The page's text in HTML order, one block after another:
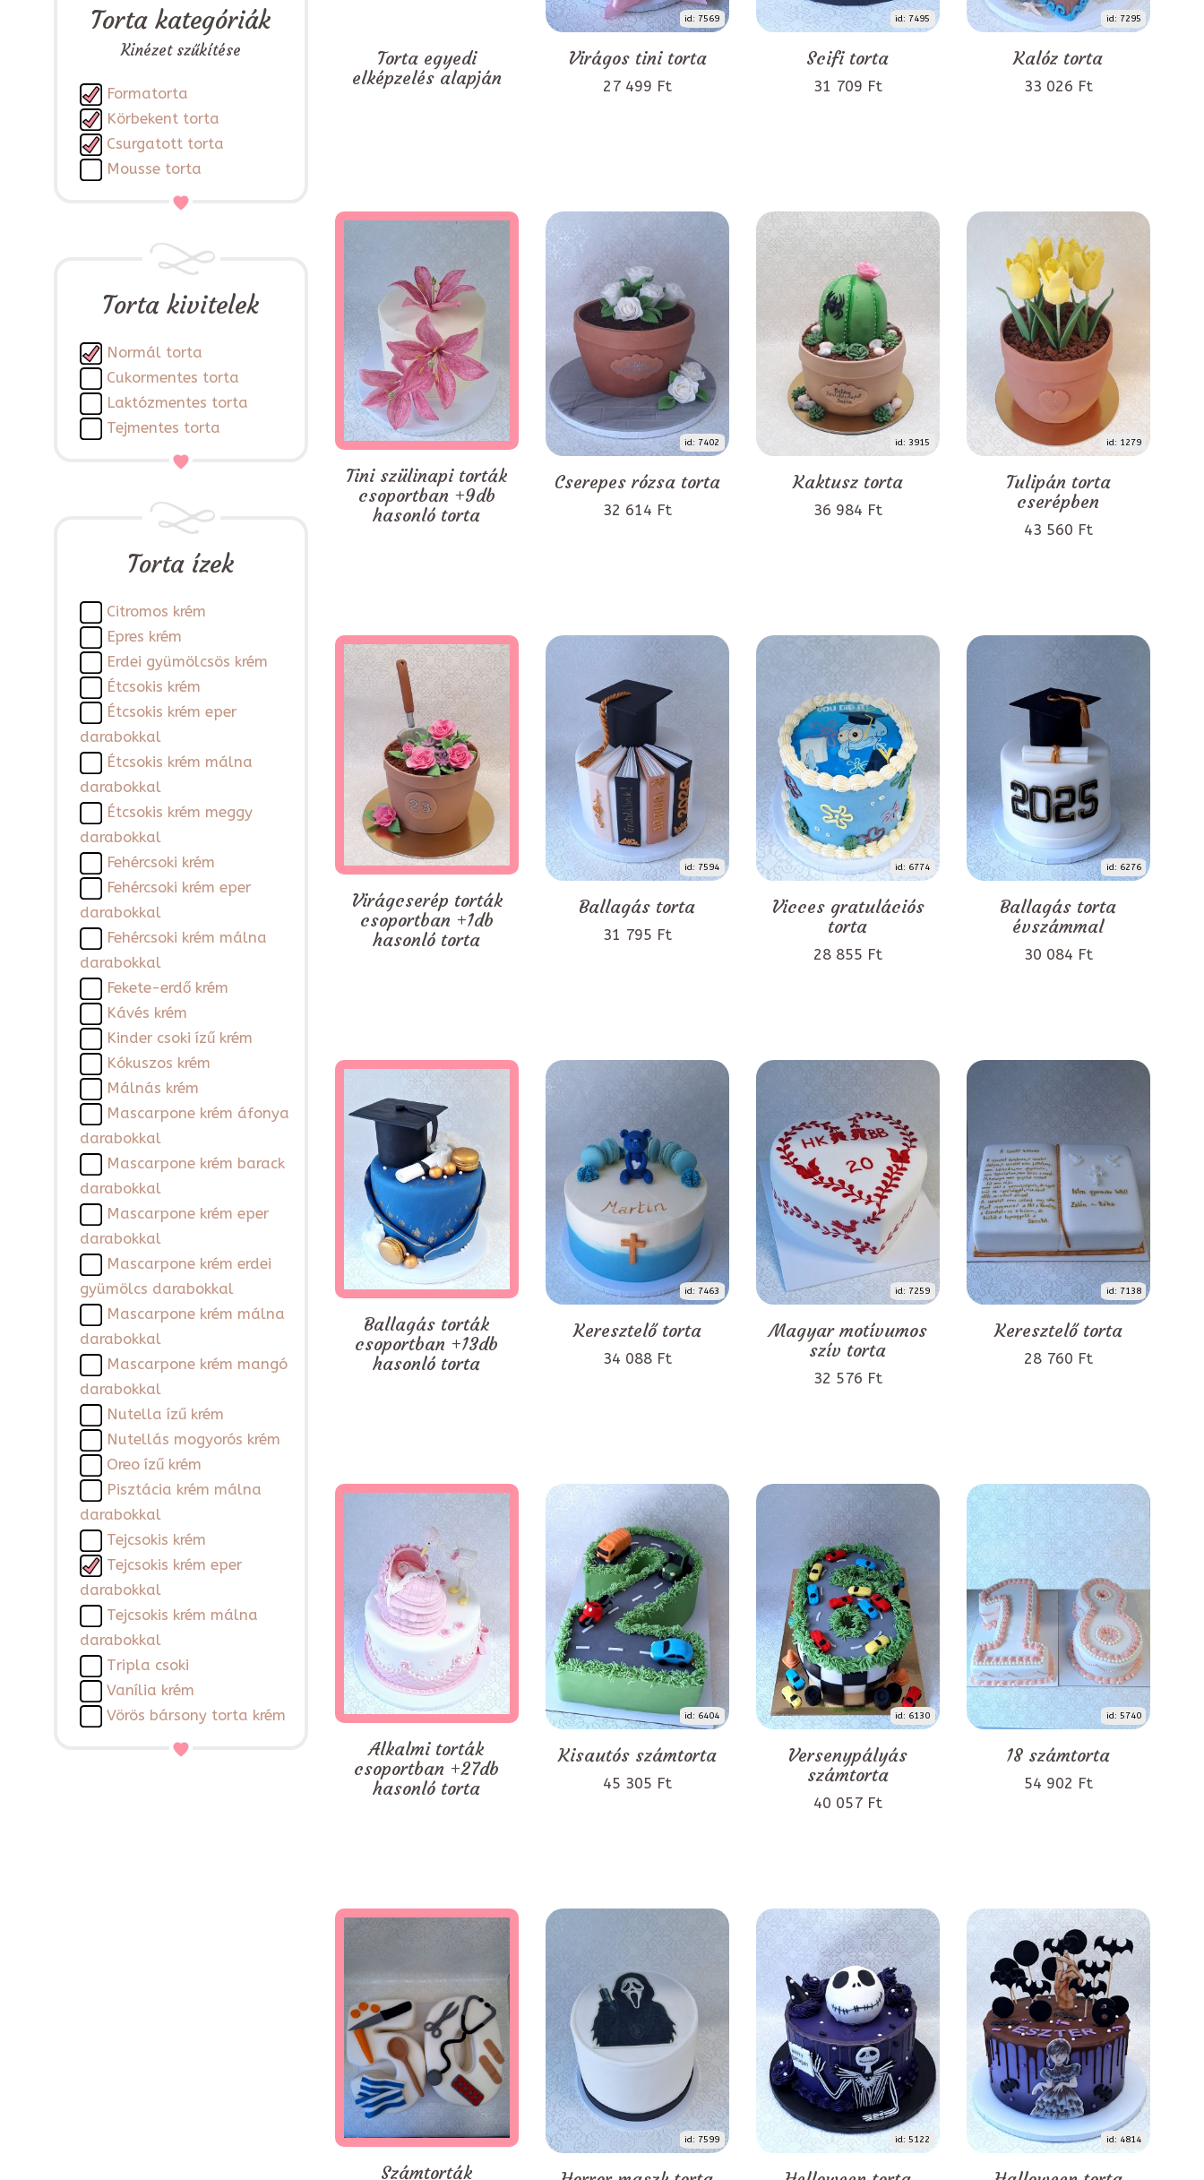
Torta kategóriák
Kinézet szűkítése
Formatorta
Körbekent torta
Csurgatott torta
Mousse torta
Torta kivitelek
Normál torta
Cukormentes torta
Laktózmentes torta
Tejmentes torta
Torta ízek
Citromos krém
Epres krém
Erdei gyümölcsös krém
Étcsokis krém
Étcsokis krém eper
darabokkal
Étcsokis krém málna
darabokkal
Étcsokis krém meggy
darabokkal
Fehércsoki krém
Fehércsoki krém eper
darabokkal
Fehércsoki krém málna
darabokkal
Fekete-erdő krém
Kávés krém
Kinder csoki ízű krém
Kókuszos krém
Málnás krém
Mascarpone krém áfonya
darabokkal
Mascarpone krém barack
darabokkal
Mascarpone krém eper
darabokkal
Mascarpone krém erdei
gyümölcs darabokkal
Mascarpone krém málna
darabokkal
Mascarpone krém mangó
darabokkal
Nutella ízű krém
Nutellás mogyorós krém
Oreo ízű krém
Pisztácia krém málna
darabokkal
Tejcsokis krém
Tejcsokis krém eper
darabokkal
Tejcsokis krém málna
darabokkal
Tripla csoki
Vanília krém
Vörös bársony torta krém
Torta egyedi
elképzelés alapján
id: 7569
Virágos tini torta
27 499 Ft
id: 7495
Scifi torta
31 709 Ft
id: 7295
Kalóz torta
33 026 Ft
Tini szülinapi torták
csoportban +9db
hasonló torta
id: 7402
Cserepes rózsa torta
32 614 Ft
id: 3915
Kaktusz torta
36 984 Ft
id: 1279
Tulipán torta
cserépben
43 560 Ft
Virágcserép torták
csoportban +1db
hasonló torta
id: 7594
Ballagás torta
31 795 Ft
id: 6774
Vicces gratulációs
torta
28 855 Ft
id: 6276
Ballagás torta
évszámmal
30 084 Ft
Ballagás torták
csoportban +13db
hasonló torta
id: 7463
Keresztelő torta
34 088 Ft
id: 7259
Magyar motívumos
szív torta
32 576 Ft
id: 7138
Keresztelő torta
28 760 Ft
Alkalmi torták
csoportban +27db
hasonló torta
id: 6404
Kisautós számtorta
45 305 Ft
id: 6130
Versenypályás
számtorta
40 057 Ft
id: 5740
18 számtorta
54 902 Ft
Számtorták
id: 7599 id: 5122 id: 4814